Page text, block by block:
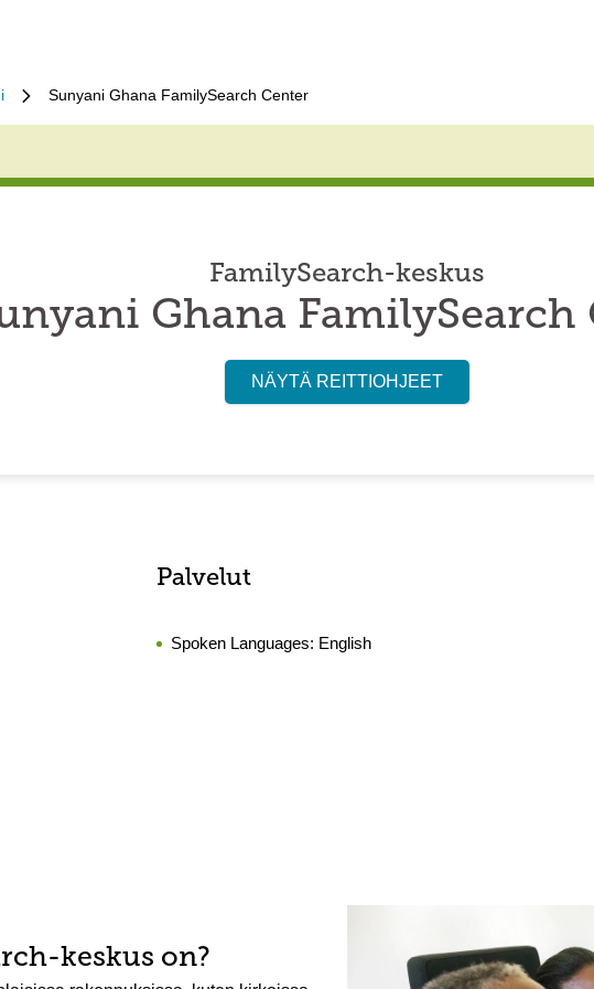
Sunyani Ghana FamilySearch Center
FamilySearch-keskus
Ghana FamilySearch
NÄYTÄ REITTIOHJEET
Palvelut
Spoken Languages: English
keskus on?